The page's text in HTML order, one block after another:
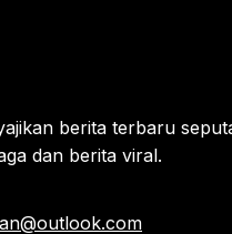
berita terbaru
dan berita viral.